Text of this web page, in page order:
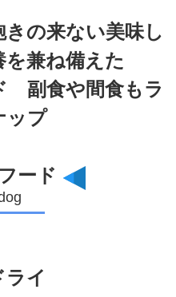
の来ない美味し
を兼ね備えた
副食や間食もラ
ップ
ード
ライ